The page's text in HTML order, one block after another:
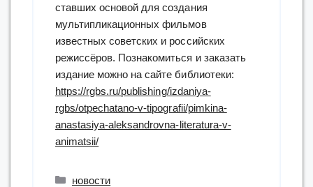
ставших основой для создания
мультипликационных фильмов
известных советских и российских
режиссёров. Познакомиться и заказать
издание можно на сайте библиотеки:
https://rgbs.ru/publishing/izdaniya-
rgbs/otpechatano-v-tipografii/pimkina-
anastasiya-aleksandrovna-literatura-v-
animatsii/
Рубрики
новости